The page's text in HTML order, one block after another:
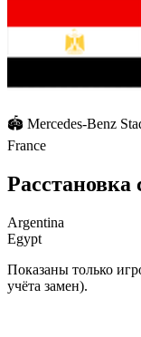
🏟 Mercedes-Benz
France
Расстановка
Argentina
Egypt
Показаны только
учёта замен).